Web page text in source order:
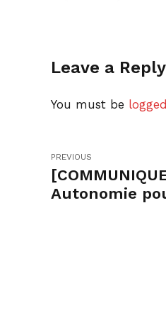
Leave a Reply
You must be
PREVIOUS
Autonomie